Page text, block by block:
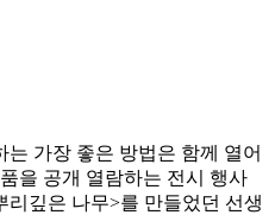
는 가장 좋은 방법은 함께 열어
을 공개 열람하는 전시 행사
리깊은 나무>를 만들었던 선생